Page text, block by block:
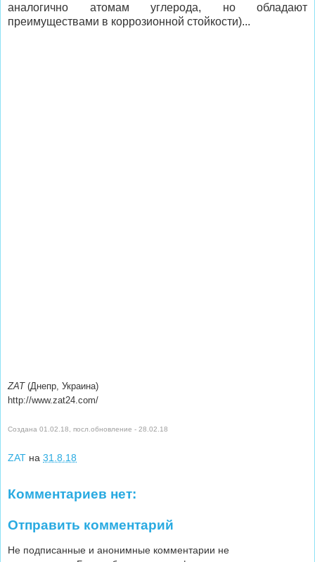
аналогично атомам углерода, но обладают
преимуществами в коррозионной стойкости)...
ZAT (Днепр, Украина)
http://www.zat24.com/
Создана 01.02.18, посл.обновление - 28.02.18
ZAT на 31.8.18
Комментариев нет:
Отправить комментарий
Не подписанные и анонимные комментарии не